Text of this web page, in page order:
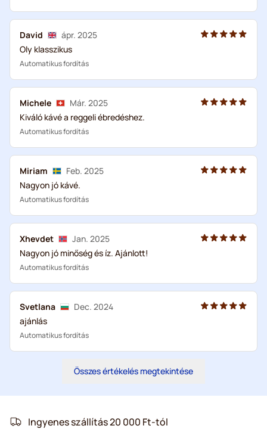
David
ápr. 2025
Oly klasszikus
Automatikus fordítás
Michele
Már. 2025
Kiváló kávé a reggeli ébredéshez.
Automatikus fordítás
Miriam
Feb. 2025
Nagyon jó kávé.
Automatikus fordítás
Xhevdet
Jan. 2025
Nagyon jó minőség és íz. Ajánlott!
Automatikus fordítás
Svetlana
Dec. 2024
ajánlás
Automatikus fordítás
Összes értékelés megtekintése
Ingyenes szállítás 20 000 Ft-tól